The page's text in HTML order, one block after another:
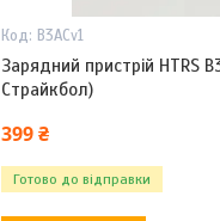
B3ACv1
Зарядний пристрій HTRS
Страйкбол)
399 ₴
Готово до відправки